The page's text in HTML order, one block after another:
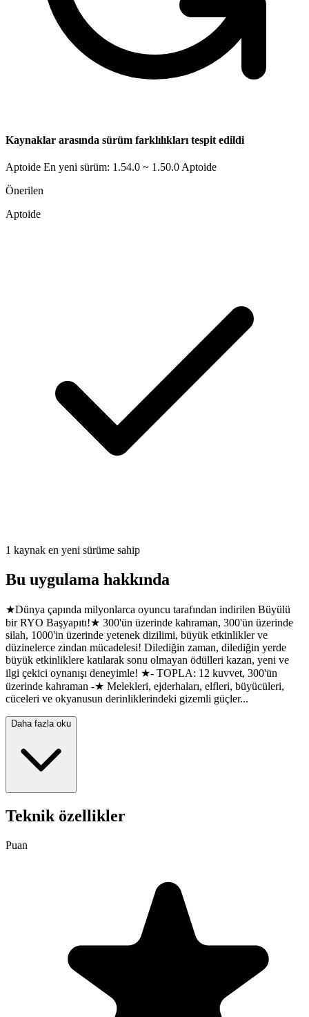
Kaynaklar arasında sürüm farklılıkları tespit edildi
Aptoide En yeni sürüm: 1.54.0 ~ 1.50.0 Aptoide
Önerilen
Aptoide
1 kaynak en yeni sürüme sahip
Bu uygulama hakkında
★Dünya çapında milyonlarca oyuncu tarafından indirilen Büyülü
bir RYO Başyapıtı!★ 300'ün üzerinde kahraman, 300'ün üzerinde
silah, 1000'in üzerinde yetenek dizilimi, büyük etkinlikler ve
düzinelerce zindan mücadelesi! Dilediğin zaman, dilediğin yerde
büyük etkinliklere katılarak sonu olmayan ödülleri kazan, yeni ve
ilgi çekici oynanışı deneyimle! ★- TOPLA: 12 kuvvet, 300'ün
üzerinde kahraman -★ Melekleri, ejderhaları, elfleri, büyücüleri,
cüceleri ve okyanusun derinliklerindeki gizemli güçler...
Daha fazla oku
Teknik özellikler
Puan